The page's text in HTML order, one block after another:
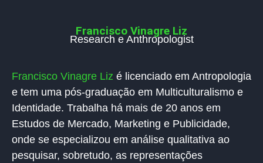
Francisco Vinagre Liz
Research e Anthropologist
Francisco Vinagre Liz é licenciado em Antropologia
e tem uma pós-graduação em Multiculturalismo e
Identidade. Trabalha há mais de 20 anos em
Estudos de Mercado, Marketing e Publicidade,
onde se especializou em análise qualitativa ao
pesquisar, sobretudo, as representações